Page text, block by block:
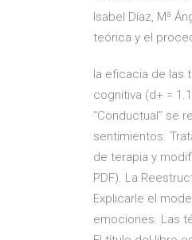
Isabel Díaz, Mª
teórica y el
la eficacia de las
cognitiva (d+ =
“Conductual” se
sentimientos
de terapia y
PDF). La
Explicarle el
emociones. Las